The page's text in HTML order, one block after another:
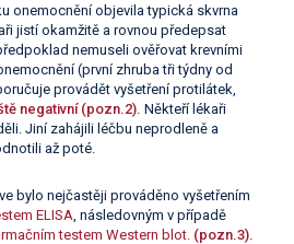
onemocnění objevila typická skvrna
jistí okamžitě a rovnou předepsat
nemuseli ověřovat krevními
(první zhruba tři týdny od
provádět vyšetření protilátek,
negativní (pozn.2). Někteří lékaři
Jiní zahájili léčbu neprodleně a
až poté.
bylo nejčastěji prováděno vyšetřením
ELISA , následovným v případě
testem Western blot. (pozn.3).